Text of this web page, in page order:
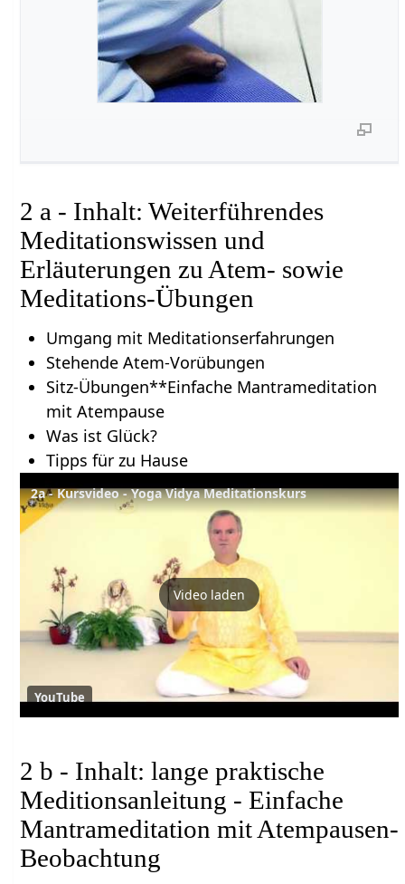
2 a - Inhalt: Weiterführendes
Meditationswissen und
Erläuterungen zu Atem- sowie
Meditations-Übungen
Umgang mit Meditationserfahrungen
Stehende Atem-Vorübungen
Sitz-Übungen**Einfache Mantrameditation
mit Atempause
Was ist Glück?
Tipps für zu Hause
2a - Kursvideo - Yoga Vidya Meditationskurs
Video laden
YouTube
2 b - Inhalt: lange praktische
Meditionsanleitung - Einfache
Mantrameditation mit Atempausen-
Beobachtung